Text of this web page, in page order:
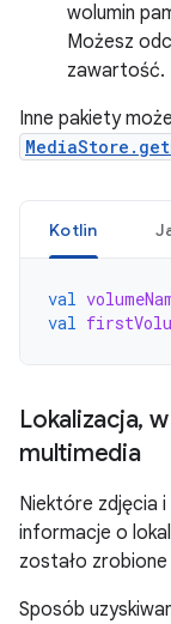
wolumin
Możesz
zawartość.
Inne pakiety
Kotlin
val
val
Lokalizacja,
multimedia
Niektóre zdjęcia
informacje o
zostało
Sposób